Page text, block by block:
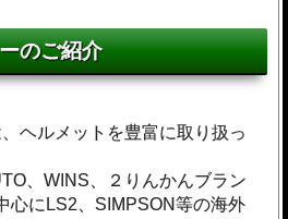
のご紹介
ヘルメットを豊富に取り扱っ
、WINS、２りんかんブラン
心にLS2、SIMPSON等の海外